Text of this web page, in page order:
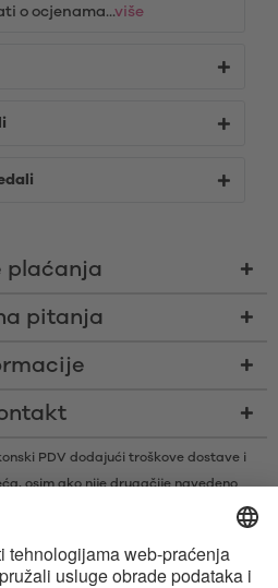
o ocjenama...više
plaćanja
pitanja
PDV dodajući troškove dostavei
osim ako nije drugačije navedeno
su registrirani žigovi u vlasništvu tvrtke
je pod licencom.